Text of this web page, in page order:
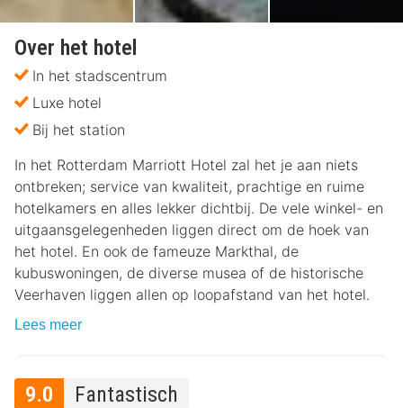
Over het hotel
In het stadscentrum
Luxe hotel
Bij het station
In het Rotterdam Marriott Hotel zal het je aan niets
ontbreken; service van kwaliteit, prachtige en ruime
hotelkamers en alles lekker dichtbij. De vele winkel- en
uitgaansgelegenheden liggen direct om de hoek van
het hotel. En ook de fameuze Markthal, de
kubuswoningen, de diverse musea of de historische
Veerhaven liggen allen op loopafstand van het hotel.
Lees meer
9.0 Fantastisch